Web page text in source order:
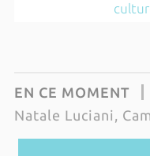
EN CE MOMENT
Natale Luciani,